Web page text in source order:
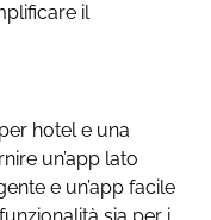
il
hotel e una
un’app lato
e un’app facile
sia per i